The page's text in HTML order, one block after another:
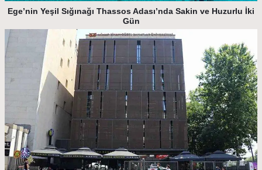
Ege’nin Yeşil Sığınağı Thassos Adası’nda Sakin ve Huzurlu İki
Gün